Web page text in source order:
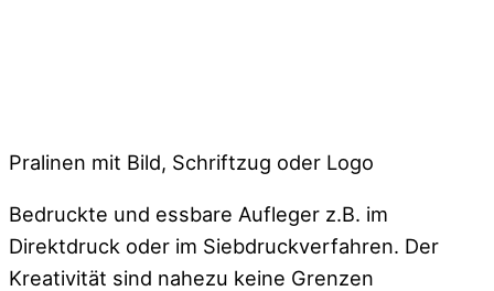
Pralinen mit Bild, Schriftzug oder Logo
Bedruckte und essbare Aufleger z.B. im
Direktdruck oder im Siebdruckverfahren. Der
Kreativität sind nahezu keine Grenzen